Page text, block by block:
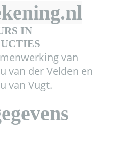
IN
IES
van
van der Velden en
van Vugt.